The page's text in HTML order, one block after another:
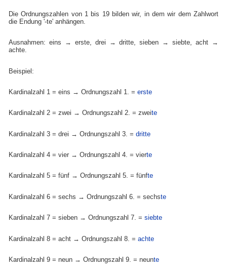
Die Ordnungszahlen von 1 bis 19 bilden wir, in dem wir dem Zahlwort
die Endung '-te' anhängen.
Ausnahmen: eins → erste, drei → dritte, sieben → siebte, acht →
achte.
Beispiel:
Kardinalzahl 1 = eins → Ordnungszahl 1. =erste
Kardinalzahl 2 = zwei → Ordnungszahl 2. = zweite
Kardinalzahl 3 = drei → Ordnungszahl 3. =dritte
Kardinalzahl 4 = vier → Ordnungszahl 4. = vierte
Kardinalzahl 5 = fünf → Ordnungszahl 5. = fünfte
Kardinalzahl 6 = sechs → Ordnungszahl 6. = sechste
Kardinalzahl 7 = sieben → Ordnungszahl 7. =siebte
Kardinalzahl 8 = acht → Ordnungszahl 8. =achte
Kardinalzahl 9 = neun → Ordnungszahl 9. = neunte